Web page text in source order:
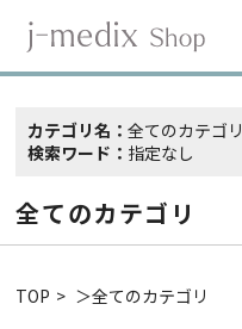
カテゴリ名：全てのカテゴリ
検索ワード： 指定なし
全てのカテゴリ
TOP
＞全てのカテゴリ